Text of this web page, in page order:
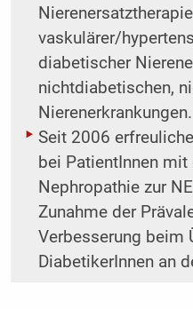
vaskulärer/
diabetischer
nichtdiabetischen,
Nierenerkrankungen.
Seit 2006
bei PatientInnen
Nephropathie zur
Zunahme der
Verbesserung beim
DiabetikerInnen an